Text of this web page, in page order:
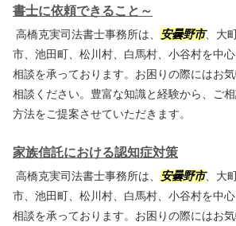
書士に依頼できること～
高橋克実司法書士事務所は、 安曇野市、大
市、池田町、松川村、白馬村、小谷村を中
相談を承っております。お困りの際にはお
相談ください。豊富な知識と経験から、ご
方法をご提案させていただきます。
家族信託における認知症対策
高橋克実司法書士事務所は、 安曇野市、大
市、池田町、松川村、白馬村、小谷村を中
相談を承っております。お困りの際にはお